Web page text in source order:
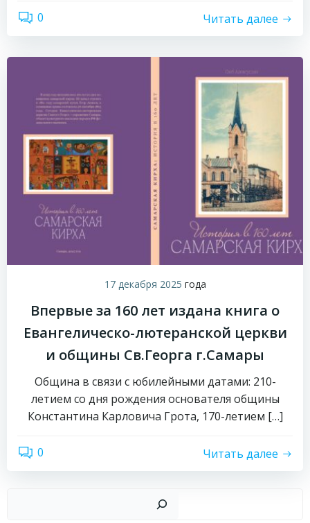
0 Читать далее
17 декабря 2025 года
Впервые за 160 лет издана книга о
Евангелическо-лютеранской церкви
и общины Св.Георга г.Самары
Община в связи с юбилейными датами: 210-
летием со дня рождения основателя общины
Константина Карловича Грота, 170-летием […]
0 Читать далее